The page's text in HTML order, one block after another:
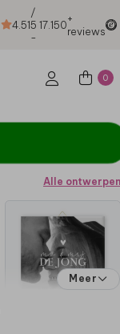
4.51
/
5
-
17.150+
reviews
0
Alle ontwerpen
Meer